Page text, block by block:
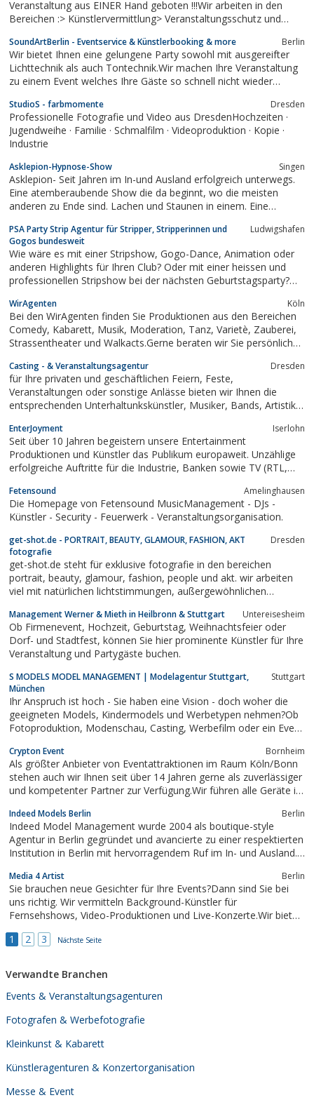
Veranstaltung aus EINER Hand geboten !!!Wir arbeiten in den
Bereichen :> Künstlervermittlung> Veranstaltungsschutz und
Verleih von Attraktionsgeräten wie Hüpfburgen, Bullriding usw......
SoundArtBerlin - Eventservice & Künstlerbooking & more Berlin
Wir bietet Ihnen eine gelungene Party sowohl mit ausgereifter
Lichttechnik als auch Tontechnik.Wir machen Ihre Veranstaltung
zu einem Event welches Ihre Gäste so schnell nicht wieder
verschiedensten Musikstilen und Partyrichtungen. Mit Animation
und Partyspielen können wir das...
StudioS - farbmomente Dresden
Professionelle Fotografie und Video aus DresdenHochzeiten ·
Jugendweihe · Familie · Schmalfilm · Videoproduktion · Kopie ·
Industrie
Asklepion-Hypnose-Show Singen
Asklepion- Seit Jahren im In-und Ausland erfolgreich unterwegs.
Eine atemberaubende Show die da beginnt, wo die meisten
anderen zu Ende sind. Lachen und Staunen in einem. Eine
Presse und TV
PSA Party Strip Agentur für Stripper, Stripperinnen und
Gogos bundesweit
Ludwigshafen
Wie wäre es mit einer Stripshow, Gogo-Dance, Animation oder
anderen Highlights für Ihren Club? Oder mit einer heissen und
professionellen Stripshow bei der nächsten Geburtstagsparty?
Raum Frankfurt, Mannheim, Karlsruhe, Stuttgart und bundesweit.
Schauen Sie sich...
WirAgenten Köln
Bei den WirAgenten finden Sie Produktionen aus den Bereichen
Comedy, Kabarett, Musik, Moderation, Tanz, Varietè, Zauberei,
Strassentheater und Walkacts.Gerne beraten wir Sie persönlich
Künstlerprogramms für Ihre Veranstaltung.100 Künstler auf einen
Klick nach...
Casting - & Veranstaltungsagentur Dresden
für Ihre privaten und geschäftlichen Feiern, Feste,
Veranstaltungen oder sonstige Anlässe bieten wir Ihnen die
entsprechenden Unterhaltunkskünstler, Musiker, Bands, Artistik,
Organisation, Programmgestaltung und Durchführung Ihrer
Veranstaltung und vieles mehr was...
EnterJoyment Iserlohn
Seit über 10 Jahren begeistern unsere Entertainment
Produktionen und Künstler das Publikum europaweit. Unzählige
erfolgreiche Auftritte für die Industrie, Banken sowie TV (RTL,
unserer Arbeit. Sie suchen aufseheneregende Showprogramme,
erstklassige Bands...
Fetensound Amelinghausen
Die Homepage von Fetensound MusicManagement - DJs -
Künstler - Security - Feuerwerk - Veranstaltungsorganisation.
get-shot.de - PORTRAIT, BEAUTY, GLAMOUR, FASHION, AKT
fotografie
Dresden
get-shot.de steht für exklusive fotografie in den bereichen
portrait, beauty, glamour, fashion, people und akt. wir arbeiten
viel mit natürlichen lichtstimmungen, außergewöhnlichen
style). zu unseren kunden zählen die stars aus könig der löwen
genauso wie...
Management Werner & Mieth in Heilbronn & Stuttgart Untereisesheim
Ob Firmenevent, Hochzeit, Geburtstag, Weihnachtsfeier oder
Dorf- und Stadtfest, können Sie hier prominente Künstler für Ihre
Veranstaltung und Partygäste buchen.
S MODELS MODEL MANAGEMENT | Modelagentur Stuttgart,
München
Stuttgart
Ihr Anspruch ist hoch - Sie haben eine Vision - doch woher die
geeigneten Models, Kindermodels und Werbetypen nehmen?Ob
Fotoproduktion, Modenschau, Casting, Werbefilm oder ein Event
Begeisterung und Liebe zum Detail um.
Crypton Event Bornheim
Als größter Anbieter von Eventattraktionen im Raum Köln/Bonn
stehen auch wir Ihnen seit über 14 Jahren gerne als zuverlässiger
und kompetenter Partner zur Verfügung.Wir führen alle Geräte im
Mietkatalog an!www.crypton-event.deUnterhaltung mit...
Indeed Models Berlin Berlin
Indeed Model Management wurde 2004 als boutique-style
Agentur in Berlin gegründet und avancierte zu einer respektierten
Institution in Berlin mit hervorragendem Ruf im In- und Ausland.
Model Management auch Schauspieler und dreherfahrene
Darsteller.
Media 4 Artist Berlin
Sie brauchen neue Gesichter für Ihre Events?Dann sind Sie bei
uns richtig. Wir vermitteln Background-Künstler für
Fernsehshows, Video-Produktionen und Live-Konzerte.Wir bieten
eines Klassik-Ensembles, einer Jazz- oder Salsa - Gruppe etc. und
1 2 3 Nächste Seite
Verwandte Branchen
Events & Veranstaltungsagenturen
Fotografen & Werbefotografie
Kleinkunst & Kabarett
Künstleragenturen & Konzertorganisation
Messe & Event